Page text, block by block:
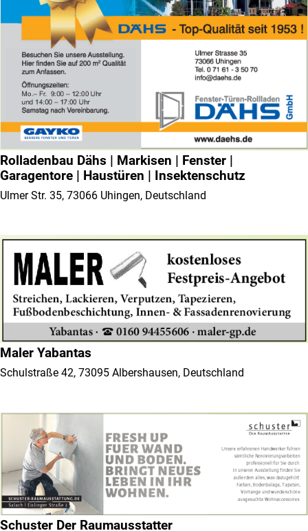
Rolladenbau Dähs | Markisen | Fenster |
Garagentore | Haustüren | Insektenschutz
Ulmer Str. 35, 73066 Uhingen, Deutschland
Maler Yabantas
Schulstraße 42, 73095 Albershausen, Deutschland
Schuster Der Raumausstatter